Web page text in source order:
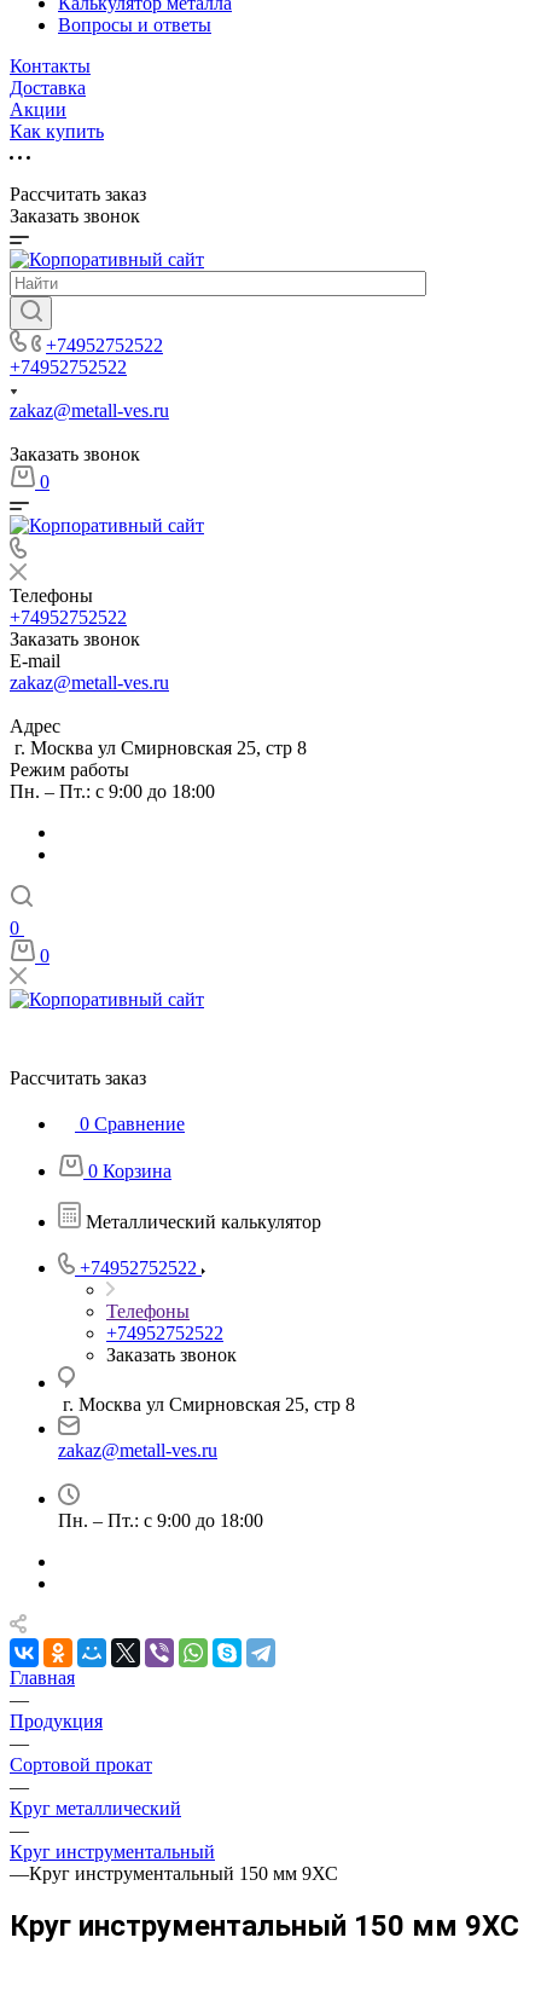
Вопросы и ответы
Контакты
Доставка
Акции
Как купить
Рассчитать заказ
Заказать звонок
+74952752522
+74952752522
zakaz@metall-ves.ru
Заказать звонок
0
Телефоны
+74952752522
Заказать звонок
E-mail
zakaz@metall-ves.ru
Адрес
г. Москва ул Смирновская 25, стр 8
Режим работы
Пн. – Пт.: с 9:00 до 18:00
0
0
Рассчитать заказ
0 Сравнение
0 Корзина
Металлический калькулятор
+74952752522
Телефоны
+74952752522
Заказать звонок
г. Москва ул Смирновская 25, стр 8
zakaz@metall-ves.ru
Пн. – Пт.: с 9:00 до 18:00
Главная
—
Продукция
—
Сортовой прокат
—
Круг металлический
—
Круг инструментальный
—Круг инструментальный 150 мм 9ХС
Круг инструментальный 150 мм 9ХС